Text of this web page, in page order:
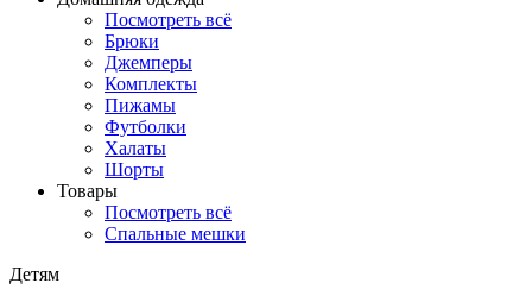
Посмотреть всё
Брюки
Джемперы
Комплекты
Пижамы
Футболки
Халаты
Шорты
Товары
Посмотреть всё
Спальные мешки
Детям